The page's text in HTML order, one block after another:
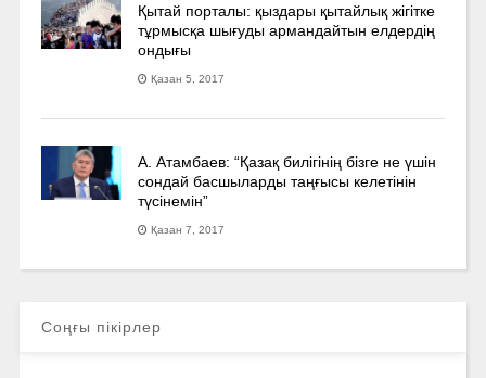
Қытай порталы: қыздары қытайлық жігітке
тұрмысқа шығуды армандайтын елдердің
ондығы
Қазан 5, 2017
А. Атамбаев: “Қазақ билігінің бізге не үшін
сондай басшыларды таңғысы келетінін
түсінемін”
Қазан 7, 2017
Соңғы пікірлер